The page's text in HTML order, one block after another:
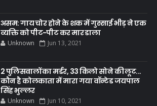
असम: गाय चोर होने के शक में गुस्साई भीड़ ने एक
व्यक्ति को पीट-पीट कर मार डाला
Unknown Jun 13, 2021
2 पुलिसवालों का मर्डर, 33 किलो सोने की लूट...
कौन है कोलकाता में मारा गया वॉन्टेड जयपाल
सिंह भुल्लर
Unknown Jun 10, 2021